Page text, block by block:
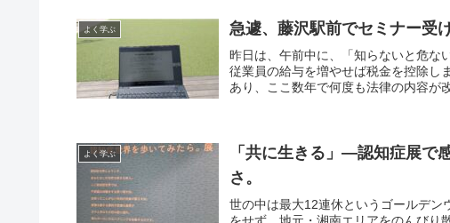
よく学ぶ 急遽、藤沢駅前でセミナー受
昨日は、午前中に、「知らないと危な
従業員の給与を増やせば税金を控除し
あり、ここ数年で何度も法律の内容が
よく学ぶ
「共に生きる」―認知症展で
さ。
世の中は最大12連休というゴールデン